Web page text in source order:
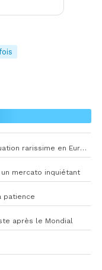
Zéro recrue au 7 août, l’OM face à une situation rarissime en Europe
mercato inquiétant
patience
après le Mondial